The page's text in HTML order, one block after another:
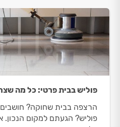
פוליש בבית פרטי: כל מה
הרצפה בבית שחוקה?
פוליש? הגעתם למקום הנכון.